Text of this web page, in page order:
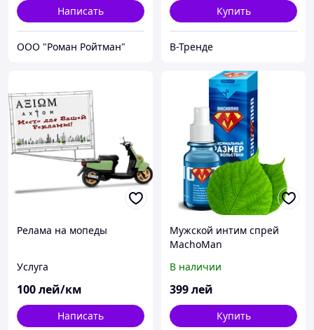
Написать
ООО "Роман Ройтман"
Купить
В-Тренде
Релама на мопеды
Услуга
100лей/км
Написать
Мужской интим спрей
MachoMan
В наличии
399лей
Купить